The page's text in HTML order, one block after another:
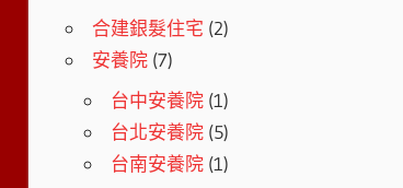
合建銀髮住宅 (2)
安養院(7)
台中安養院(1)
台北安養院(5)
台南安養院(1)